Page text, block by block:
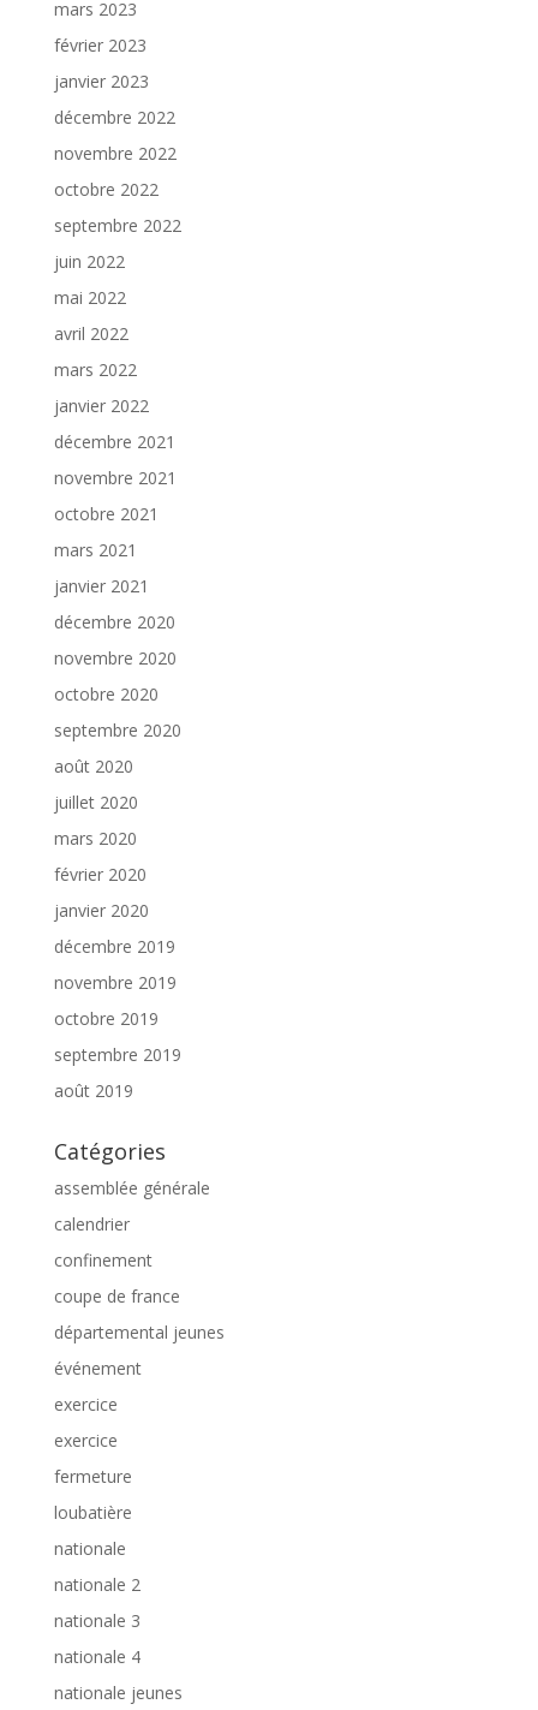
mars 2023
février 2023
janvier 2023
décembre 2022
novembre 2022
octobre 2022
septembre 2022
juin 2022
mai 2022
avril 2022
mars 2022
janvier 2022
décembre 2021
novembre 2021
octobre 2021
mars 2021
janvier 2021
décembre 2020
novembre 2020
octobre 2020
septembre 2020
août 2020
juillet 2020
mars 2020
février 2020
janvier 2020
décembre 2019
novembre 2019
octobre 2019
septembre 2019
août 2019
Catégories
assemblée générale
calendrier
confinement
coupe de france
départemental jeunes
événement
exercice
exercice
fermeture
loubatière
nationale
nationale 2
nationale 3
nationale 4
nationale jeunes